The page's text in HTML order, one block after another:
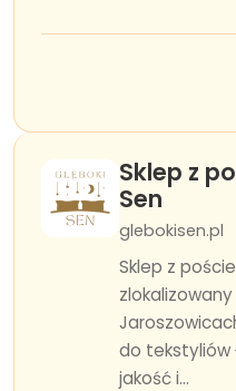
Sklep z
Sen
glebokisen.pl
Sklep z
do tekstyliów
jakość i...